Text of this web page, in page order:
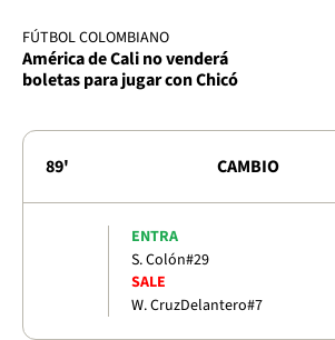
FÚTBOL COLOMBIANO
América de Cali no venderá
boletas para jugar con Chicó
89' CAMBIO
ENTRA
S. Colón#29
SALE
W. CruzDelantero#7